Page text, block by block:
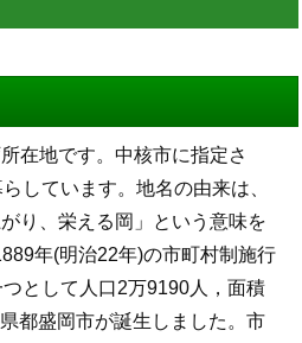
在地です。中核市に指定さ
しています。地名の由来は、
り、栄える岡」という意味を
年(明治22年)の市町村制施行
として人口2万9190人，面積
都盛岡市が誕生しました。市